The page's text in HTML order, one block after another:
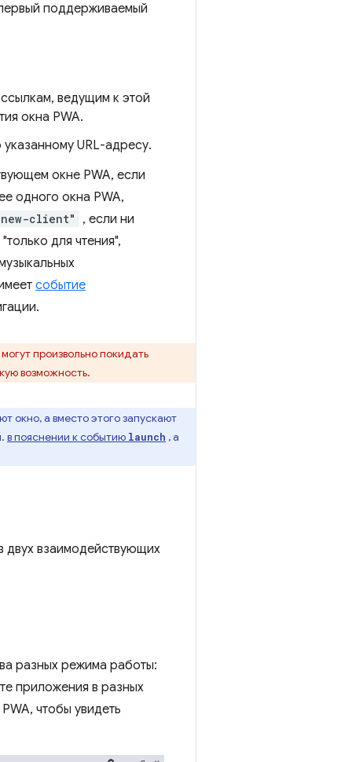
поддерживаемый
ведущим к этой
окна PWA.
URL-адресу.
окне PWA, если
одного окна PWA,
client"
, если ни
для чтения",
событие
произвольно покидать
​​возможность.
окно, а вместо этого запускают
в пояснении к событию launch , а
двух взаимодействующих
разных режима работы:
приложения в разных
чтобы увидеть